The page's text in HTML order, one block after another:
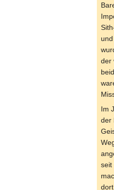
der
Im
der
seit